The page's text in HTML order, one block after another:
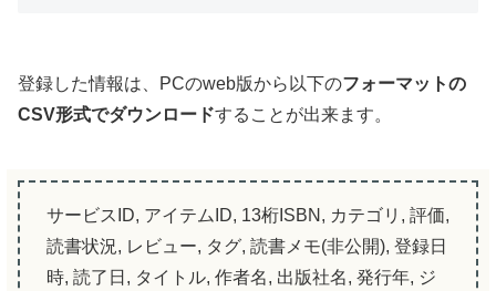
登録した情報は、PCのweb版から以下のフォーマットの
CSV形式でダウンロードすることが出来ます。
サービスID, アイテムID, 13桁ISBN, カテゴリ, 評価,
読書状況, レビュー, タグ, 読書メモ(非公開), 登録日
時, 読了日, タイトル, 作者名, 出版社名, 発行年, ジ